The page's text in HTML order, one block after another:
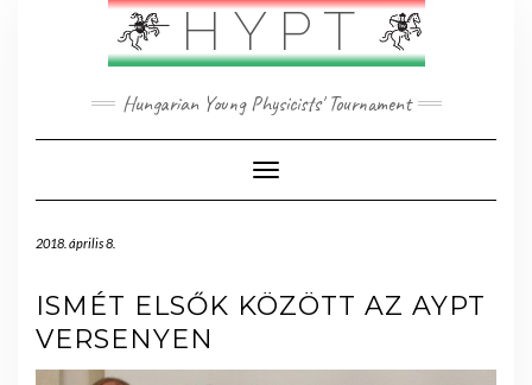
HYPT
Hungarian Young Physicists' Tournament
Toggle Navigation
2018. április 8.
ISMÉT ELSŐK KÖZÖTT AZ AYPT
VERSENYEN